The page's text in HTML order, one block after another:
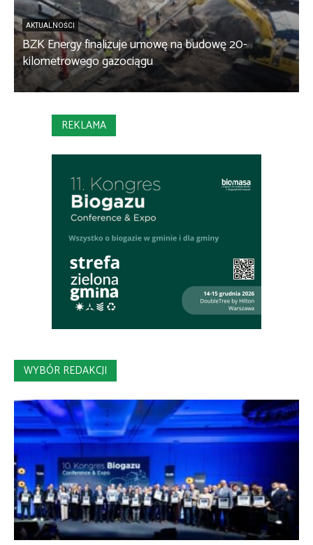
AKTUALNOŚCI
BZK Energy finalizuje umowę na budowę 20-
kilometrowego gazociągu
REKLAMA
WYBÓR REDAKCJI